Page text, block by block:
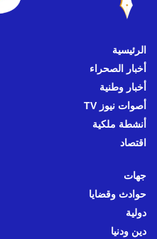
الرئيسية
أخبار الصحراء
أخبار وطنية
أصوات نيوز TV
أنشطة ملكية
اقتصاد
جهات
حوادث وقضايا
دولية
دين ودنيا